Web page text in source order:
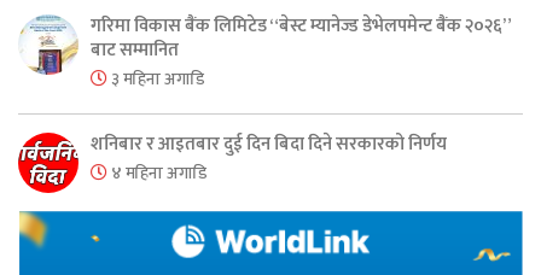
गरिमा विकास बैंक लिमिटेड “बेस्ट म्यानेज्ड डेभेलपमेन्ट बैंक २०२६”
बाट सम्मानित
३ महिना अगाडि
शनिबार र आइतबार दुई दिन बिदा दिने सरकारको निर्णय
४ महिना अगाडि